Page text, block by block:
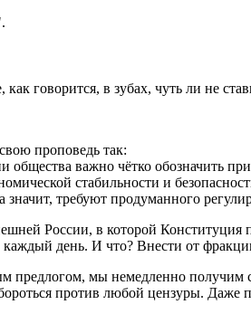
говорится, в зубах, чуть ли не
проповедь так:
важно чётко обозначить
стабильности и
значит, требуют продуманного
России, в которой Конституция
день. И что? Внести от
предлогом, мы немедленно получим
против любой цензуры. Даже